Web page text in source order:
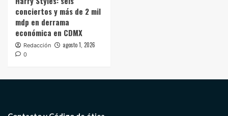
conciertos y más de 2 mil
mdp en derrama
económica en CDMX
Redacción agosto 1, 2026
0